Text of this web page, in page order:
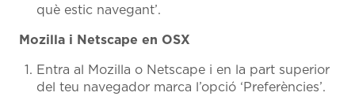
què estic navegant’.
Mozilla i Netscape en OSX
Entra al Mozilla o Netscape i en la part superior
del teu navegador marca l’opció ‘Preferències’.